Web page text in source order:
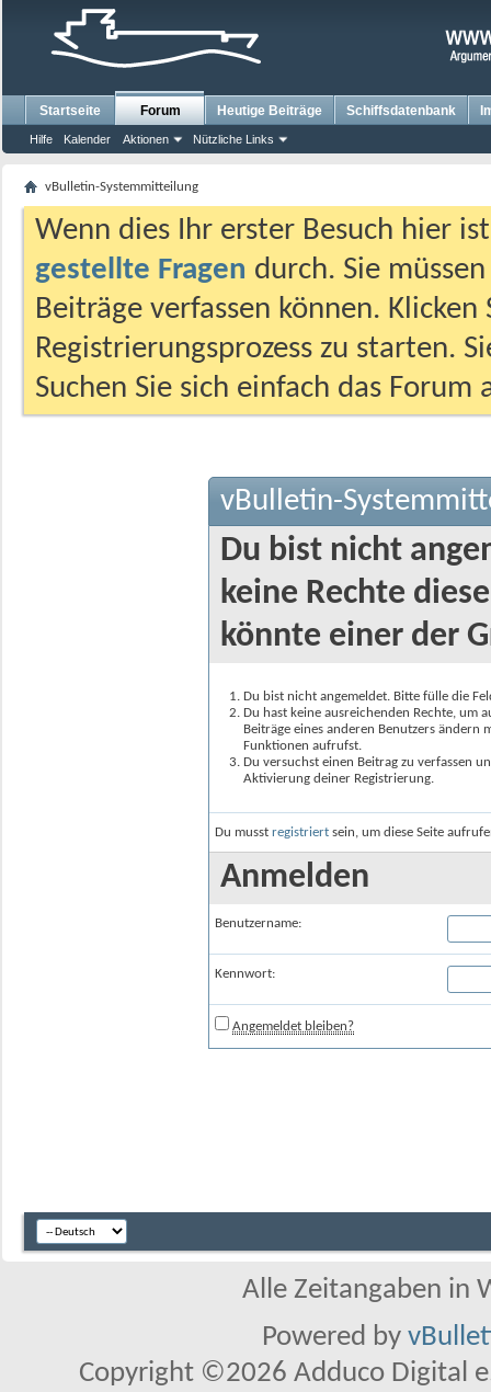
Startseite Forum
Hilfe Kalender Aktionen Nützliche Links
Heutige Beiträge Schiffsdatenbank
vBulletin-Systemmitteilung
Wenn dies Ihr erster Besuch hier
gestellte Fragen durch. Sie
Beiträge verfassen können.
Registrierungsprozess zu starten.
Suchen Sie sich einfach das
vBulletin-
Du bist nicht
keine Rechte
könnte einer der
Du bist nicht angemeldet. Bitte fülle die
Du hast keine ausreichenden Rechte, um
Beiträge eines anderen Benutzers
Funktionen aufrufst.
Du versuchst einen Beitrag zu verfassen
Aktivierung deiner Registrierung.
Du musst registriert sein, um diese Seite
Anmelden
Benutzername:
Kennwort:
Angemeldet bleiben?
Alle Zeitangaben in
Powered by
Copyright ©2026 Adduco Digital